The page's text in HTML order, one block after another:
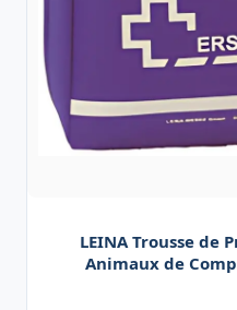
LEINA Trousse de
Animaux de